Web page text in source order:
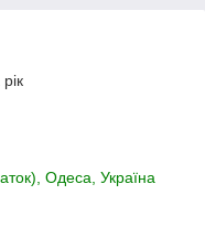
Одеса, Україна